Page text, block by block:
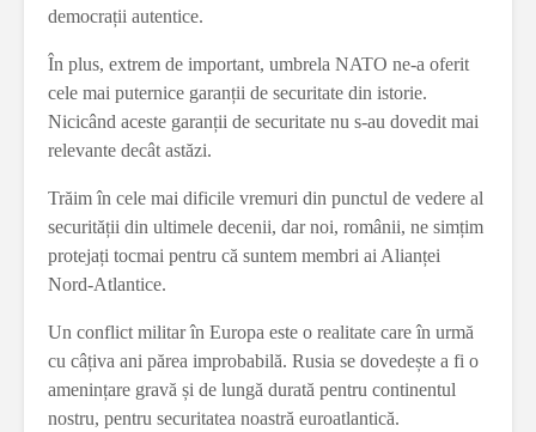
democrații autentice.
În plus, extrem de important, umbrela NATO ne-a oferit
cele mai puternice garanții de securitate din istorie.
Nicicând aceste garanții de securitate nu s-au dovedit mai
relevante decât astăzi.
Trăim în cele mai dificile vremuri din punctul de vedere al
securității din ultimele decenii, dar noi, românii, ne simțim
protejați tocmai pentru că suntem membri ai Alianței
Nord-Atlantice.
Un conflict militar în Europa este o realitate care în urmă
cu câțiva ani părea improbabilă. Rusia se dovedește a fi o
amenințare gravă și de lungă durată pentru continentul
nostru, pentru securitatea noastră euroatlantică.